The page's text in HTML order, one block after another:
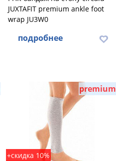
JUXTAFIT premium ankle foot
wrap JU3W0
подробнее
premium
+скидка 10%